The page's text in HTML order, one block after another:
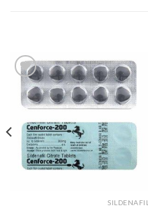
Add to
wishlist
SILDENAFIL